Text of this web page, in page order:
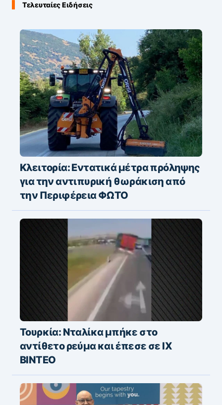
Τελευταίες Ειδήσεις
Κλειτορία: Εντατικά μέτρα πρόληψης
για την αντιπυρική θωράκιση από
την Περιφέρεια ΦΩΤΟ
Τουρκία: Νταλίκα μπήκε στο
αντίθετο ρεύμα και έπεσε σε ΙΧ
ΒΙΝΤΕΟ